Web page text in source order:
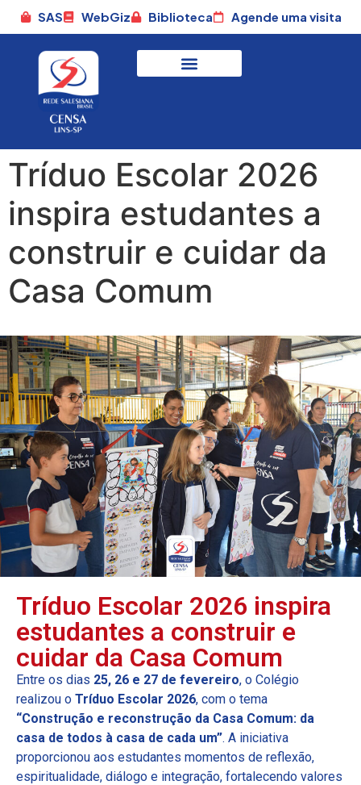
SAS WebGiz Biblioteca Agende uma visita
Tríduo Escolar 2026
inspira estudantes a
construir e cuidar da
Casa Comum
Tríduo Escolar 2026 inspira
estudantes a construir e
cuidar da Casa Comum
Entre os dias 25, 26 e 27 de fevereiro, o Colégio
realizou o Tríduo Escolar 2026, com o tema
“Construção e reconstrução da Casa Comum: da
casa de todos à casa de cada um”. A iniciativa
proporcionou aos estudantes momentos de reflexão,
espiritualidade, diálogo e integração, fortalecendo valores